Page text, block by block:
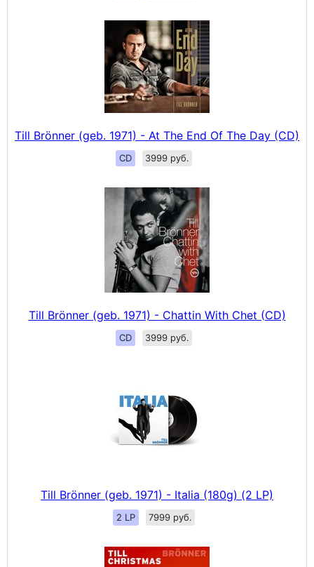
Till Brönner (geb. 1971) - At The End Of The Day (CD)
CD 3999 руб.
Till Brönner (geb. 1971) - Chattin With Chet (CD)
CD 3999 руб.
Till Brönner (geb. 1971) - Italia (180g) (2 LP)
2 LP 7999 руб.